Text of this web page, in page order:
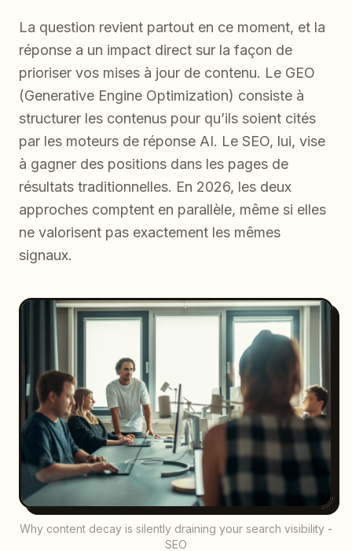
La question revient partout en ce moment, et la
réponse a un impact direct sur la façon de
prioriser vos mises à jour de contenu. Le GEO
(Generative Engine Optimization) consiste à
structurer les contenus pour qu’ils soient cités
par les moteurs de réponse AI. Le SEO, lui, vise
à gagner des positions dans les pages de
résultats traditionnelles. En 2026, les deux
approches comptent en parallèle, même si elles
ne valorisent pas exactement les mêmes
signaux.
Why content decay is silently draining your search visibility -
SEO